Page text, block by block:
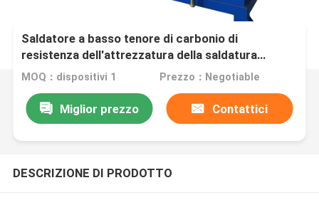
Saldatore a basso tenore di carbonio di
resistenza dell'attrezzatura della saldatura
continua della presa d'aria della lamiera di acciaio
MOQ：dispositivi 1 Prezzo：Negotiable
Miglior prezzo Contattici
DESCRIZIONE DI PRODOTTO